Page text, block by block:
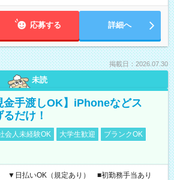
応募する 詳細へ
掲載日：2026.07.30
未読
金手渡しOK】iPhoneなどス
だけ！
会人未経験OK 大学生歓迎
ブランクOK
▼日払いOK（規定あり） ■初勤務手当あり